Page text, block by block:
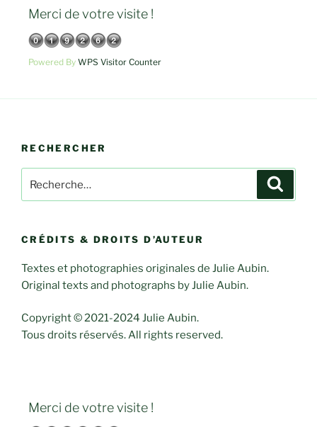
Merci de votre visite !
Powered By WPS Visitor Counter
RECHERCHER
CRÉDITS & DROITS D’AUTEUR
Textes et photographies originales de Julie Aubin.
Original texts and photographs by Julie Aubin.
Copyright © 2021-2024 Julie Aubin.
Tous droits réservés. All rights reserved.
Merci de votre visite !